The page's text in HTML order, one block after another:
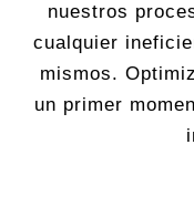
nuestros
cualquier
mismos.
un primer